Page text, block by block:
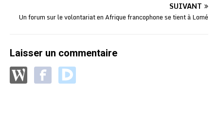
SUIVANT
Un forum sur le volontariat en Afrique francophone se tient à Lomé
Laisser un commentaire